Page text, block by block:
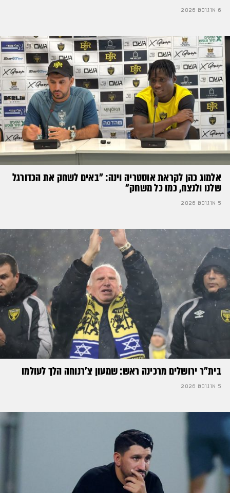
6 אוגוסט 2026
אלמוג כהן לקראת אוסטריה וינה: ״באים לשחק את הכדורגל
שלנו ולנצח, כמו כל משחק״
5 אוגוסט 2026
בית"ר ירושלים מרכינה ראש: שמעון צ'רנוחה הלך לעולמו
5 אוגוסט 2026